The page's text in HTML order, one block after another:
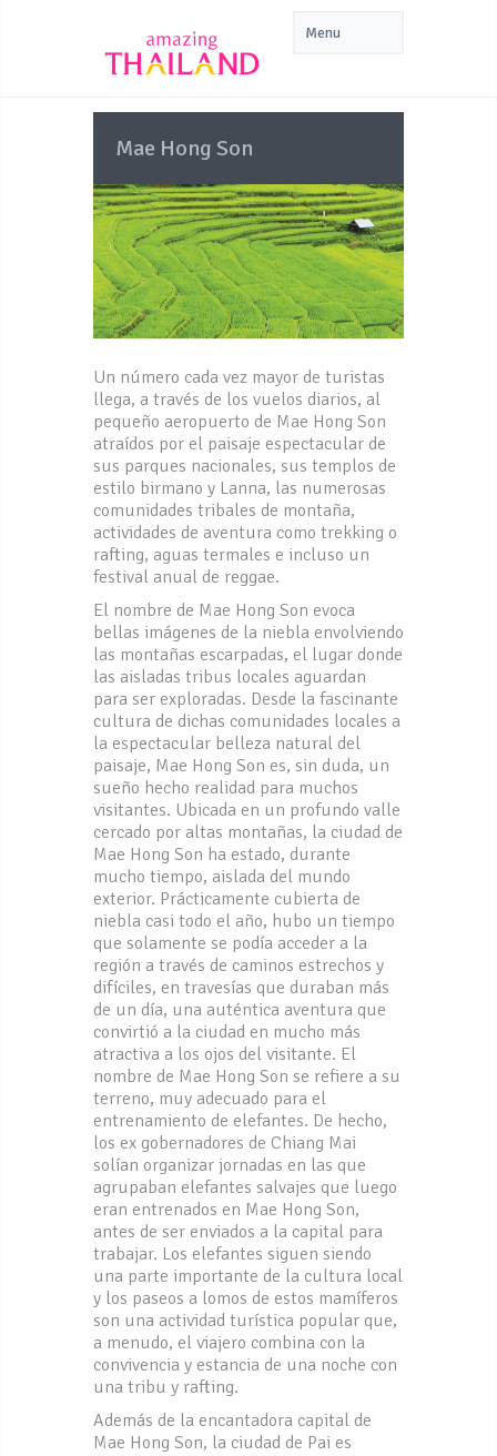
Mae Hong Son
Un número cada vez mayor de turistas
llega, a través de los vuelos diarios, al
pequeño aeropuerto de Mae Hong Son
atraídos por el paisaje espectacular de
sus parques nacionales, sus templos de
estilo birmano y Lanna, las numerosas
comunidades tribales de montaña,
actividades de aventura como trekking o
rafting, aguas termales e incluso un
festival anual de reggae.
El nombre de Mae Hong Son evoca
bellas imágenes de la niebla envolviendo
las montañas escarpadas, el lugar donde
las aisladas tribus locales aguardan
para ser exploradas. Desde la fascinante
cultura de dichas comunidades locales a
la espectacular belleza natural del
paisaje, Mae Hong Son es, sin duda, un
sueño hecho realidad para muchos
visitantes. Ubicada en un profundo valle
cercado por altas montañas, la ciudad de
Mae Hong Son ha estado, durante
mucho tiempo, aislada del mundo
exterior. Prácticamente cubierta de
niebla casi todo el año, hubo un tiempo
que solamente se podía acceder a la
región a través de caminos estrechos y
difíciles, en travesías que duraban más
de un día, una auténtica aventura que
convirtió a la ciudad en mucho más
atractiva a los ojos del visitante. El
nombre de Mae Hong Son se refiere a su
terreno, muy adecuado para el
entrenamiento de elefantes. De hecho,
los ex gobernadores de Chiang Mai
solían organizar jornadas en las que
agrupaban elefantes salvajes que luego
eran entrenados en Mae Hong Son,
antes de ser enviados a la capital para
trabajar. Los elefantes siguen siendo
una parte importante de la cultura local
y los paseos a lomos de estos mamíferos
son una actividad turística popular que,
a menudo, el viajero combina con la
convivencia y estancia de una noche con
una tribu y rafting.
Además de la encantadora capital de
Mae Hong Son, la ciudad de Pai es